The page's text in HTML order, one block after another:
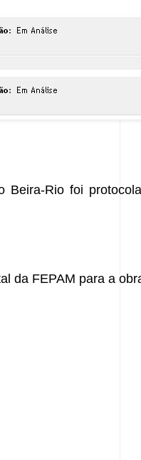
Beira-Rio foi
da FEPAM para a